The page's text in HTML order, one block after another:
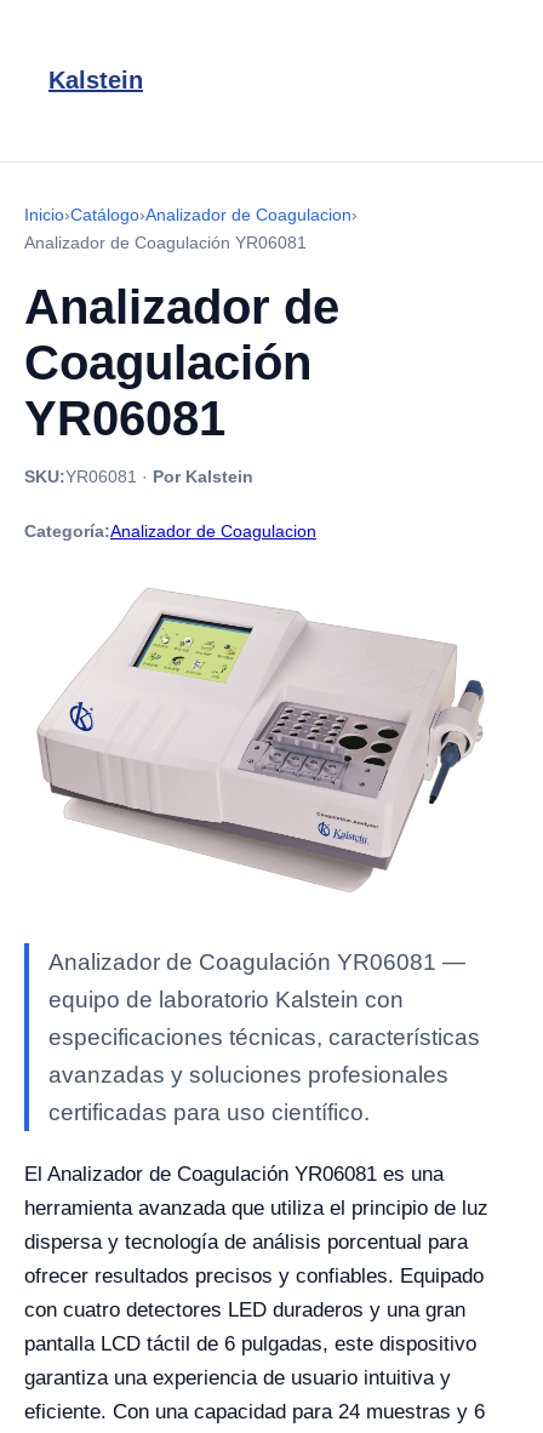
Kalstein
Inicio›Catálogo›Analizador de Coagulacion›
Analizador de Coagulación YR06081
Analizador de
Coagulación
YR06081
SKU:YR06081 · Por Kalstein
Categoría:Analizador de Coagulacion
Analizador de Coagulación YR06081 —
equipo de laboratorio Kalstein con
especificaciones técnicas, características
avanzadas y soluciones profesionales
certificadas para uso científico.
El Analizador de Coagulación YR06081 es una
herramienta avanzada que utiliza el principio de luz
dispersa y tecnología de análisis porcentual para
ofrecer resultados precisos y confiables. Equipado
con cuatro detectores LED duraderos y una gran
pantalla LCD táctil de 6 pulgadas, este dispositivo
garantiza una experiencia de usuario intuitiva y
eficiente. Con una capacidad para 24 muestras y 6